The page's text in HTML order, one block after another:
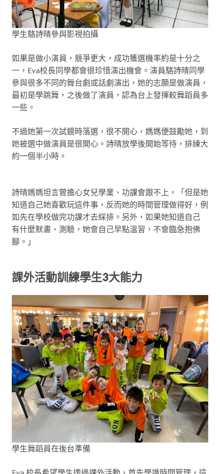
學生駱詩晴參與影視拍攝
如果是做小演員，競爭更大，成功獲選機率約是十分之
一，Eva校長同學都會很珍惜演出機會。演員駱詩晴同學
參與很多不同的舞台劇或話劇演出，她的志願是做演員，
最初是學跳舞，之後做了演員，認為台上發揮較舞蹈員多
一些。
不過她第一次試鏡時落選，很不開心，媽媽便鼓勵她，到
她被選中做演員是很開心。詩晴放學後開始等待，排練大
約一個半小時。
詩晴媽媽坦言曾擔心女兒學業、功課會跟不上，「但是她
知道自己她喜歡玩這件事，反而她的時間管理做得好，例
如先在學校做完功課才去綵排。另外，如果她知道自己
有什麼默書、測驗，她會自己早點溫習，不會臨急抱佛
腳。」
課外活動訓練學生3大能力
學生舞蹈員在後台準備